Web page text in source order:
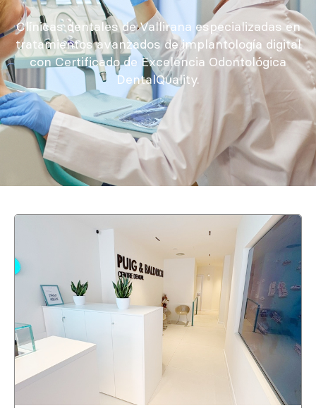
Clínicas dentales de Vallirana especializadas en
tratamientos avanzados de implantología digital
con Certificado de Excelencia Odontológica
DentalQuality.